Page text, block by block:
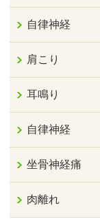
自律神経
肩こり
耳鳴り
自律神経
坐骨神経痛
肉離れ